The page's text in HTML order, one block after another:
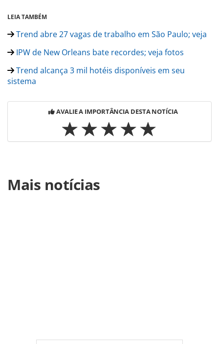
LEIA TAMBÉM
Trend abre 27 vagas de trabalho em São Paulo; veja
IPW de New Orleans bate recordes; veja fotos
Trend alcança 3 mil hotéis disponíveis em seu
sistema
AVALIE A IMPORTÂNCIA DESTA NOTÍCIA
https://www.panrotas.com.br/noticia-
turismo/operadoras/2016/06/trend-estende-atendimento-
Mais notícias